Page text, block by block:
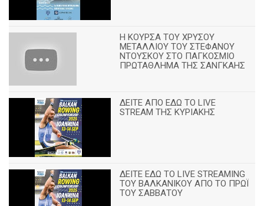
Η ΚΟΥΡΣΑ ΤΟΥ ΧΡΥΣΟΥ
ΜΕΤΑΛΛΙΟΥ ΤΟΥ ΣΤΕΦΑΝΟΥ
ΝΤΟΥΣΚΟΥ ΣΤΟ ΠΑΓΚΟΣΜΙΟ
ΠΡΩΤΑΘΛΗΜΑ ΤΗΣ ΣΑΝΓΚΑΗΣ
ΔΕΙΤΕ ΑΠΟ ΕΔΩ ΤΟ LIVE
STREAM ΤΗΣ ΚΥΡΙΑΚΗΣ
ΔΕΙΤΕ ΕΔΩ ΤΟ LIVE STREAMING
TOY ΒΑΛΚΑΝΙΚΟΥ ΑΠΟ ΤΟ ΠΡΩΪ
ΤΟΥ ΣΑΒΒΑΤΟΥ